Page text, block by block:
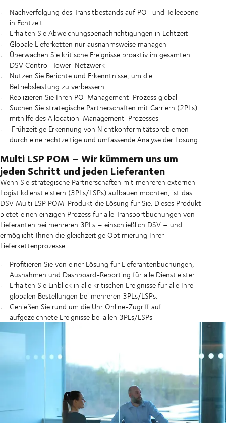
Nachverfolgung des Transitbestands auf PO- und Teileebene
in Echtzeit
Erhalten Sie Abweichungsbenachrichtigungen in Echtzeit
Globale Lieferketten nur ausnahmsweise managen
Überwachen Sie kritische Ereignisse proaktiv im gesamten
DSV Control-Tower-Netzwerk
Nutzen Sie Berichte und Erkenntnisse, um die
Betriebsleistung zu verbessern
Replizieren Sie Ihren PO-Management-Prozess global
Suchen Sie strategische Partnerschaften mit Carriern (2PLs)
mithilfe des Allocation-Management-Prozesses
Frühzeitige Erkennung von Nichtkonformitätsproblemen
durch eine rechtzeitige und umfassende Analyse der Lösung
Multi LSP POM – Wir kümmern uns um
jeden Schritt und jeden Lieferanten
Wenn Sie strategische Partnerschaften mit mehreren externen
Logistikdienstleistern (3PLs/LSPs) aufbauen möchten, ist das
DSV Multi LSP POM-Produkt die Lösung für Sie. Dieses Produkt
bietet einen einzigen Prozess für alle Transportbuchungen von
Lieferanten bei mehreren 3PLs – einschließlich DSV – und
ermöglicht Ihnen die gleichzeitige Optimierung Ihrer
Lieferkettenprozesse.
Profitieren Sie von einer Lösung für Lieferantenbuchungen,
Ausnahmen und Dashboard-Reporting für alle Dienstleister
Erhalten Sie Einblick in alle kritischen Ereignisse für alle Ihre
globalen Bestellungen bei mehreren 3PLs/LSPs.
Genießen Sie rund um die Uhr Online-Zugriff auf
aufgezeichnete Ereignisse bei allen 3PLs/LSPs